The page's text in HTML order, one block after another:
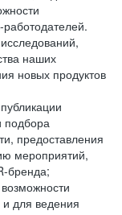
работодателей.
наших
новых продуктов
подбора
предоставления
мероприятий,
бренда;
для ведения